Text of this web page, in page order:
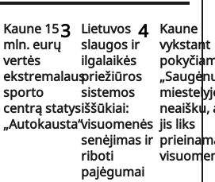
Kaune 15
mln. eurų
vertės
ekstremalaus
sporto
centrą statys
„Autokausta“
Lietuvos
slaugos ir
ilgalaikės
priežiūros
sistemos
iššūkiai:
visuomenės
senėjimas ir
riboti
pajėgumai
Kaune
vykstant
neaišku,
jis liks